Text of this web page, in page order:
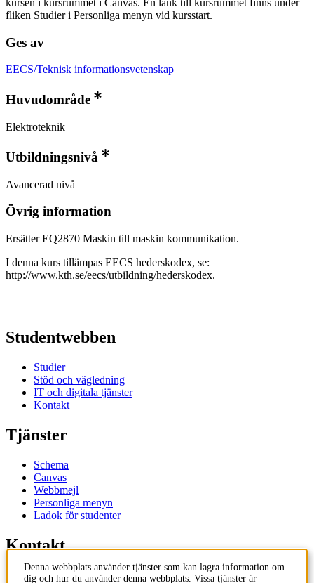
kursen i kursrummet i Canvas. En länk till kursrummet finns under
fliken Studier i Personliga menyn vid kursstart.
Ges av
EECS/Teknisk informationsvetenskap
Huvudområde
Elektroteknik
Utbildningsnivå
Avancerad nivå
Övrig information
Ersätter EQ2870 Maskin till maskin kommunikation.
I denna kurs tillämpas EECS hederskodex, se:
http://www.kth.se/eecs/utbildning/hederskodex.
Studentwebben
Studier
Stöd och vägledning
IT och digitala tjänster
Kontakt
Tjänster
Schema
Canvas
Webbmejl
Personliga menyn
Ladok för studenter
Kontakt
Kontakta utbildningsprogram
Denna webbplats använder tjänster som kan lagra information om
dig och hur du använder denna webbplats. Vissa tjänster är